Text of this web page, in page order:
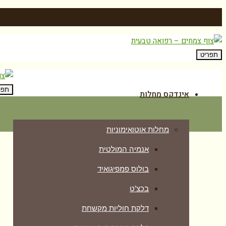
תפריט
אינדקס מחלות
מחלות אוטואימוניות
אנמיה המולטית
בולוס פמפיגואיד
בכצ’ט
דלקת חוליות מקשחת